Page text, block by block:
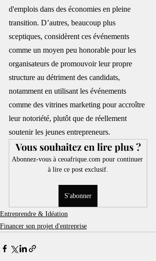
d'emplois dans des économies en pleine
transition. D’autres, beaucoup plus
sceptiques, considèrent ces événements
comme un moyen peu honorable pour les
organisateurs de promouvoir leur propre
structure au détriment des candidats,
notamment en utilisant les événements
comme des vitrines marketing pour accroître
leur notoriété, plutôt que de réellement
soutenir les jeunes entrepreneurs.
Vous souhaitez en lire plus ?
Abonnez-vous à ceoafrique.com pour continuer
à lire ce post exclusif.
S'abonner
Entreprendre & Idéation
Financer son projet d'entreprise